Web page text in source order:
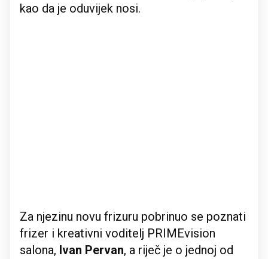
kao da je oduvijek nosi.
Za njezinu novu frizuru pobrinuo se poznati
frizer i kreativni voditelj PRIMEvision
salona, Ivan Pervan, a riječ je o jednoj od